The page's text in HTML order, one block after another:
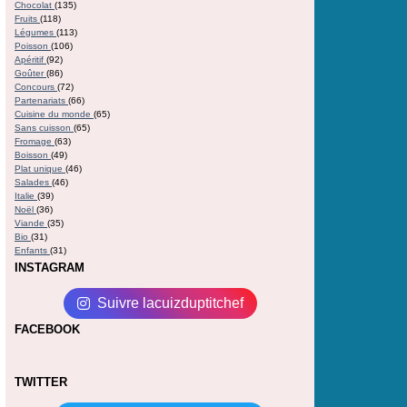
Chocolat (135)
Fruits (118)
Légumes (113)
Poisson (106)
Apéritif (92)
Goûter(86)
Concours (72)
Partenariats (66)
Cuisine du monde (65)
Sans cuisson (65)
Fromage (63)
Boisson (49)
Plat unique (46)
Salades (46)
Italie (39)
Noël (36)
Viande (35)
Bio (31)
Enfants (31)
INSTAGRAM
Suivre lacuizduptitchef
FACEBOOK
TWITTER